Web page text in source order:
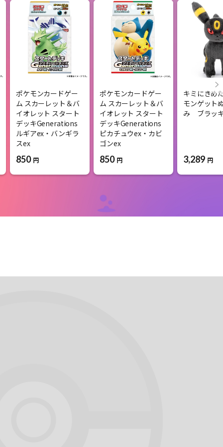
ポケモンカードゲー
ム スカーレット＆バ
イオレット スタート
デッキGenerations
ルギアex・バンギラ
スex
850 円
ポケモンカードゲー
ム スカーレット＆バ
イオレット スタート
デッキGenerations
ピカチュウex・カビ
ゴンex
850 円
キミにきめ
モンゲット
み ブラッ
3,289 円